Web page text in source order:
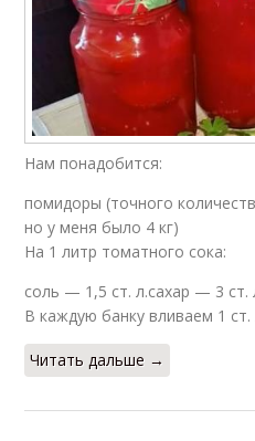
Нам понадобится:
помидоры (точного
но у меня было 4 кг)
На 1 литр томатного сока:
соль — 1,5 ст. л.сахар — 3 ст.
В каждую банку вливаем 1 ст.
Читать дальше →